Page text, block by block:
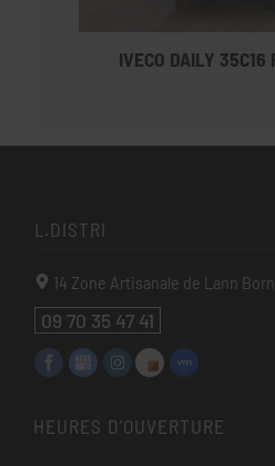
IVECO DAILY 35C16
L.DISTRI
14 Zone Artisanale de Lann
09 70 35 47 41
HEURES D'OUVERTURE